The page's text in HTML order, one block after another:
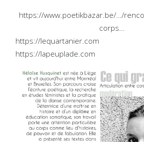
https://www.poetikbazar.be/…/
corps…
https://lequartanier.com
https://lapeuplade.com